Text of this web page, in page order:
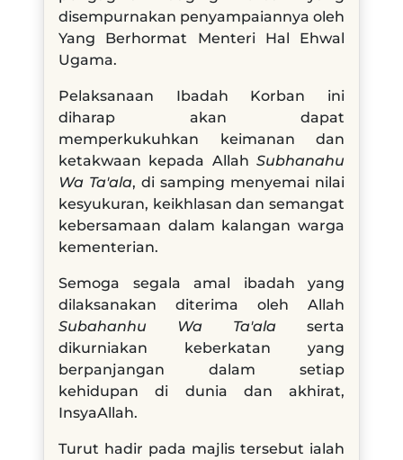
disempurnakan penyampaiannya oleh
Yang Berhormat Menteri Hal Ehwal
Ugama.
Pelaksanaan Ibadah Korban ini
diharap akan dapat
memperkukuhkan keimanan dan
ketakwaan kepada Allah Subhanahu
Wa Ta'ala, di samping menyemai nilai
kesyukuran, keikhlasan dan semangat
kebersamaan dalam kalangan warga
kementerian.
Semoga segala amal ibadah yang
dilaksanakan diterima oleh Allah
Subahanhu Wa Ta'ala serta
dikurniakan keberkatan yang
berpanjangan dalam setiap
kehidupan di dunia dan akhirat,
InsyaAllah.
Turut hadir pada majlis tersebut ialah